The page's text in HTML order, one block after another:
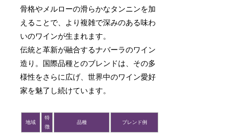
骨格やメルローの滑らかなタンニンを加
えることで、より複雑で深みのある味わ
いのワインが生まれます。
伝統と革新が融合するナバーラのワイン
造り。国際品種とのブレンドは、その多
様性をさらに広げ、世界中のワイン愛好
家を魅了し続けています。
地域
特
徴
品種 ブレンド例